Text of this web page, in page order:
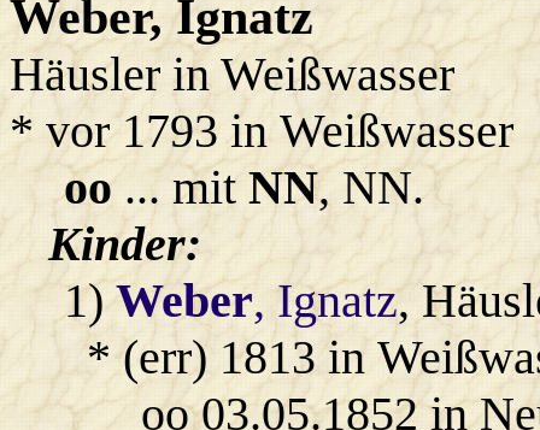
Weber, Ignatz
Häusler in Weißwasser
* vor 1793 in Weißwasser
oo... mitNN, NN.
Kinder:
1)Weber, Ignatz,
* (err) 1813 in
oo 03.05.1852 in